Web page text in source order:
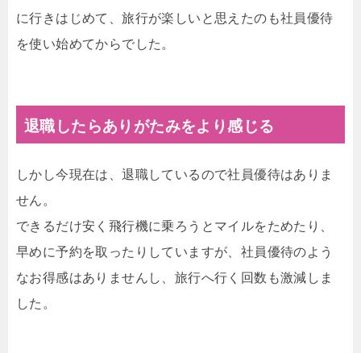
に行きはじめて、旅行が楽しいと思えたのも社員優待
を使い始めてからでした。
退職したらありがたみをより感じる
しかし今現在は、退職しているので社員優待はありま
せん。
できるだけ安く飛行機に乗ろうとマイルをためたり、
早めに予約を取ったりしていますが、社員優待のよう
なお得感はありませんし、旅行へ行く回数も激減しま
した。